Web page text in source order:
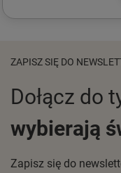
ZAPISZ SIĘ DO
Dołącz do
wybierają
Zapisz się do